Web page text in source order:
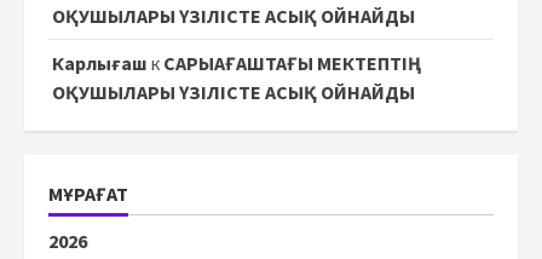
ОҚУШЫЛАРЫ ҮЗІЛІСТЕ АСЫҚ ОЙНАЙДЫ
Карлығаш к САРЫАҒАШТАҒЫ МЕКТЕПТІҢ
ОҚУШЫЛАРЫ ҮЗІЛІСТЕ АСЫҚ ОЙНАЙДЫ
МҰРАҒАТ
2026